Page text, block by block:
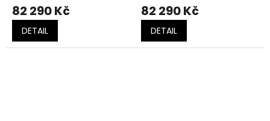
82 290 Kč
DETAIL
82 290 Kč
DETAIL